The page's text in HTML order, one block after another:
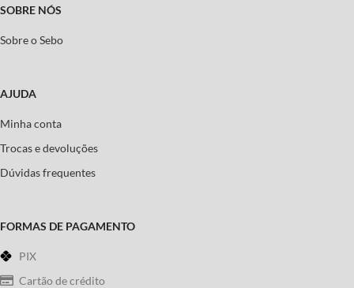
SOBRE NÓS
Sobre o Sebo
AJUDA
Minha conta
Trocas e devoluções
Dúvidas frequentes
FORMAS DE PAGAMENTO
PIX
Cartão de crédito